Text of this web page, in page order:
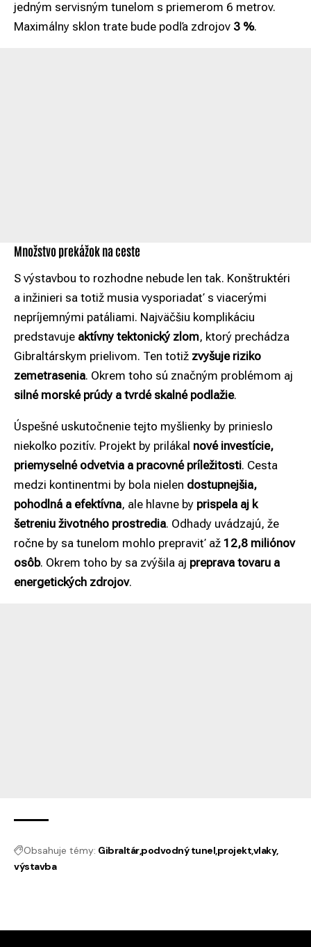
jedným servisným tunelom s priemerom 6 metrov.
Maximálny sklon trate bude podľa zdrojov 3 %.
Množstvo prekážok na ceste
S výstavbou to rozhodne nebude len tak. Konštruktéri
a inžinieri sa totiž musia vysporiadať s viacerými
nepríjemnými patáliami. Najväčšiu komplikáciu
predstavuje aktívny tektonický zlom, ktorý prechádza
Gibraltárskym prielivom. Ten totiž zvyšuje riziko
zemetrasenia. Okrem toho sú značným problémom aj
silné morské prúdy a tvrdé skalné podlažie.
Úspešné uskutočnenie tejto myšlienky by prinieslo
niekoľko pozitív. Projekt by prilákal nové investície,
priemyselné odvetvia a pracovné príležitosti. Cesta
medzi kontinentmi by bola nielen dostupnejšia,
pohodlná a efektívna, ale hlavne by prispela aj k
šetreniu životného prostredia. Odhady uvádzajú, že
ročne by sa tunelom mohlo prepraviť až 12,8 miliónov
osôb. Okrem toho by sa zvýšila aj preprava tovaru a
energetických zdrojov.
Obsahuje témy: Gibraltárpodvodný tunelprojektvlaky
výstavba